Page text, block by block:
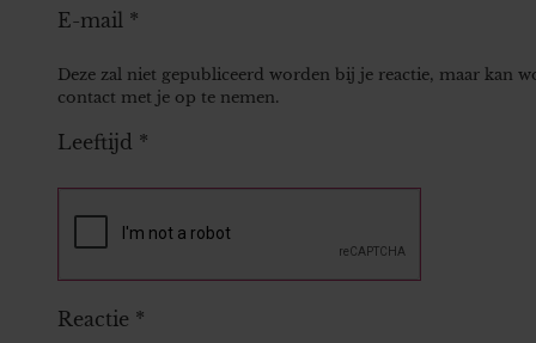
E-mail *
Deze zal niet gepubliceerd worden bij je reactie, maar kan
contact met je op te nemen.
Leeftijd *
Reactie *